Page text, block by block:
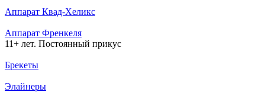
Аппарат Квад-Хеликс
Аппарат Френкеля
11+ лет. Постоянный прикус
Брекеты
Элайнеры